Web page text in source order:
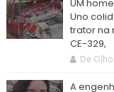
UM
Uno
trator na
CE-329,
De
A